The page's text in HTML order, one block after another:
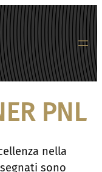
PNL
nella
sono